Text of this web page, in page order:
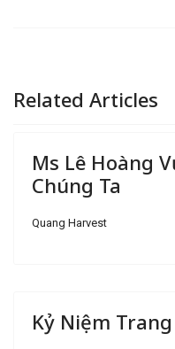
Related Articles
Ms Lê Hoàng
Chúng Ta
Quang Harvest
Kỷ Niệm